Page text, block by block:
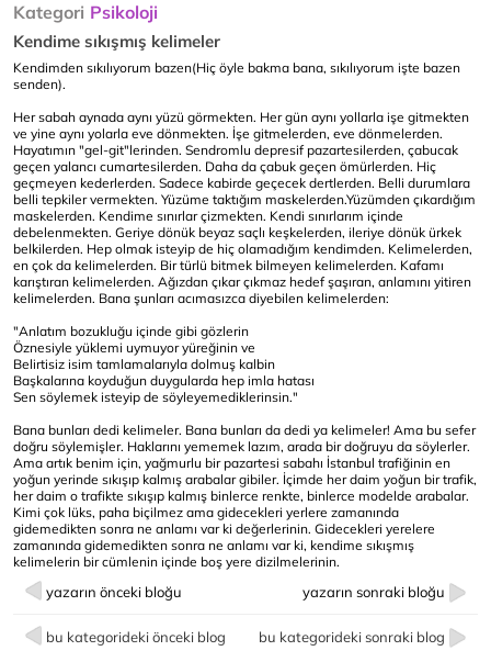
Kategori Psikoloji
Kendime sıkışmış kelimeler
Kendimden sıkılıyorum bazen(Hiç öyle bakma bana, sıkılıyorum işte bazen
senden).
Her sabah aynada aynı yüzü görmekten. Her gün aynı yollarla işe gitmekten
ve yine aynı yolarla eve dönmekten. İşe gitmelerden, eve dönmelerden.
Hayatımın "gel-git"lerinden. Sendromlu depresif pazartesilerden, çabucak
geçen yalancı cumartesilerden. Daha da çabuk geçen ömürlerden. Hiç
geçmeyen kederlerden. Sadece kabirde geçecek dertlerden. Belli durumlara
belli tepkiler vermekten. Yüzüme taktığım maskelerden.Yüzümden çıkardığım
maskelerden. Kendime sınırlar çizmekten. Kendi sınırlarım içinde
debelenmekten. Geriye dönük beyaz saçlı keşkelerden, ileriye dönük ürkek
belkilerden. Hep olmak isteyip de hiç olamadığım kendimden. Kelimelerden,
en çok da kelimelerden. Bir türlü bitmek bilmeyen kelimelerden. Kafamı
karıştıran kelimelerden. Ağızdan çıkar çıkmaz hedef şaşıran, anlamını yitiren
kelimelerden. Bana şunları acımasızca diyebilen kelimelerden:
"Anlatım bozukluğu içinde gibi gözlerin
Öznesiyle yüklemi uymuyor yüreğinin ve
Belirtisiz isim tamlamalarıyla dolmuş kalbin
Başkalarına koyduğun duygularda hep imla hatası
Sen söylemek isteyip de söyleyemediklerinsin."
Bana bunları dedi kelimeler. Bana bunları da dedi ya kelimeler! Ama bu sefer
doğru söylemişler. Haklarını yememek lazım, arada bir doğruyu da söylerler.
Ama artık benim için, yağmurlu bir pazartesi sabahı İstanbul trafiğinin en
yoğun yerinde sıkışıp kalmış arabalar gibiler. İçimde her daim yoğun bir trafik,
her daim o trafikte sıkışıp kalmış binlerce renkte, binlerce modelde arabalar.
Kimi çok lüks, paha biçilmez ama gidecekleri yerlere zamanında
gidemedikten sonra ne anlamı var ki değerlerinin. Gidecekleri yerelere
zamanında gidemedikten sonra ne anlamı var ki, kendime sıkışmış
kelimelerin bir cümlenin içinde boş yere dizilmelerinin.
yazarın önceki bloğu yazarın sonraki bloğu
bu kategorideki önceki blog bu kategorideki sonraki blog